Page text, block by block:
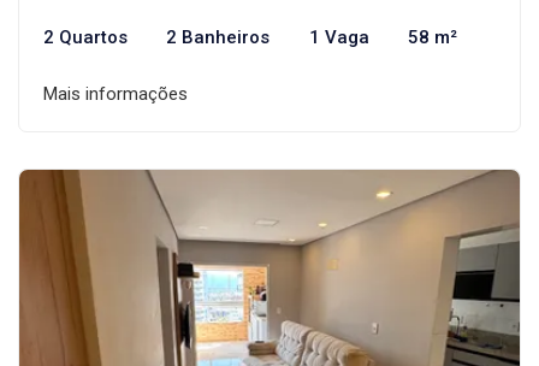
2 Quartos 2 Banheiros 1 Vaga 58 m²
Mais informações